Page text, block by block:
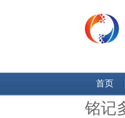
首页
铭记